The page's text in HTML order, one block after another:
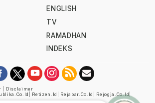
ENGLISH
TV
RAMADHAN
INDEKS
Disclaimer
Retizen.id Rejabar.co.id Rejogja.co.id|